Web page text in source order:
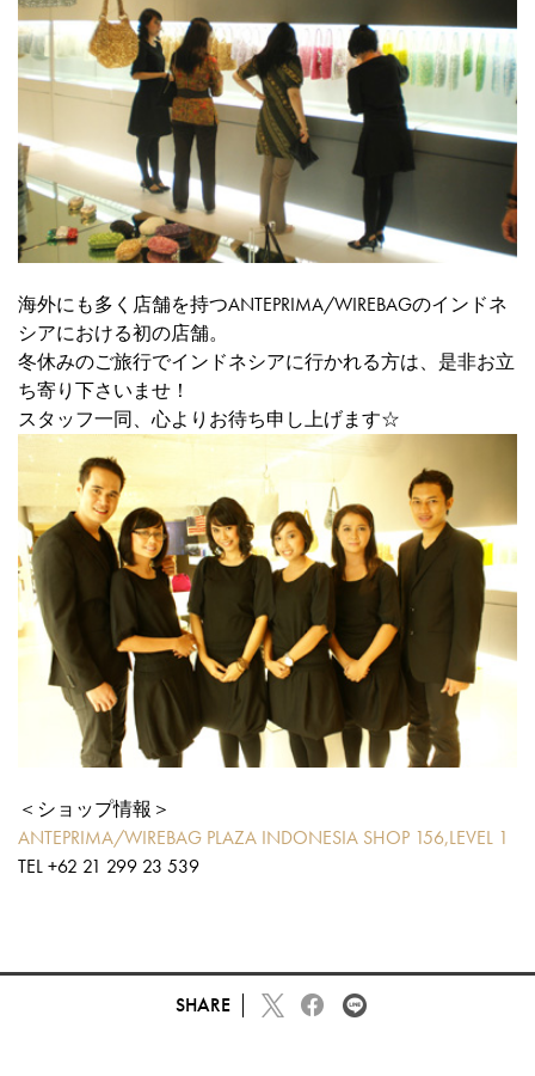
海外にも多く店舗を持つANTEPRIMA/WIREBAGのインドネ
シアにおける初の店舗。
冬休みのご旅行でインドネシアに行かれる方は、是非お立
ち寄り下さいませ！
スタッフ一同、心よりお待ち申し上げます☆
＜ショップ情報＞
ANTEPRIMA/WIREBAG PLAZA INDONESIA SHOP 156,LEVEL 1
TEL +62 21 299 23 539
SHARE